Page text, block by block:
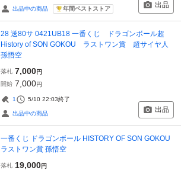
出品中の商品 年間ベストストア 出品
28 送80サ 0421UB18 一番くじ ドラゴンボール超
History of SON GOKOU ラストワン賞 超サイヤ人
孫悟空
落札 7,000円
開始 7,000円
1 5/10 22:03終了
出品中の商品 出品
一番くじ ドラゴンボール HISTORY OF SON GOKOU
ラストワン賞 孫悟空
落札 19,000円